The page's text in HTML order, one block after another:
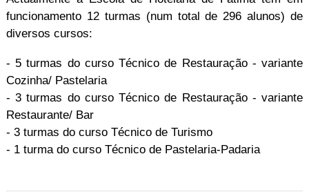
funcionamento 12 turmas (num total de 296 alunos) de
diversos cursos:
- 5 turmas do curso Técnico de Restauração - variante
Cozinha/ Pastelaria
- 3 turmas do curso Técnico de Restauração - variante
Restaurante/ Bar
- 3 turmas do curso Técnico de Turismo
- 1 turma do curso Técnico de Pastelaria-Padaria